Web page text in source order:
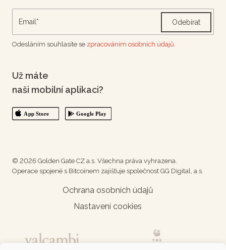
Odebírat
Odesláním souhlasíte se zpracováním osobních údajů.
Už máte
naši mobilní aplikaci?
© 2026 Golden Gate CZ a.s. Všechna práva vyhrazena.
Operace spojené s Bitcoinem zajišťuje společnost GG Digital, a.s.
Ochrana osobních údajů
Nastavení cookies